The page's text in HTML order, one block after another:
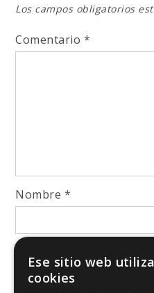
Los campos obligatorios
Comentario *
Nombre *
Correo electrónico
Ese sitio web utiliza
cookies